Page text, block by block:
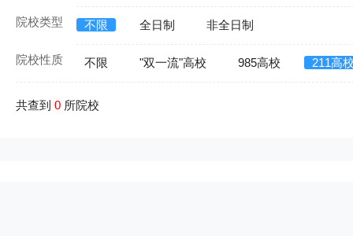
院校类型 不限 全日制 非全日制
院校性质 不限 "双一流"高校 985高校 211高
共查到 0 所院校